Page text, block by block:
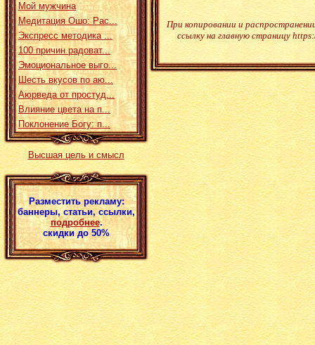
Мой мужчина
Медитация Ошо: Рас...
Экспресс методика ...
100 причин радоват...
Эмоциональное выго...
Шесть вкусов по аю...
Аюрведа от простуд...
Влияние цвета на п...
Поклонение Богу: п...
Высшая цель и смысл
Разместить рекламу:
баннеры, статьи, ссылки,
подробнее.
скидки до 50%
При копировании и
ссылку на главную страницу